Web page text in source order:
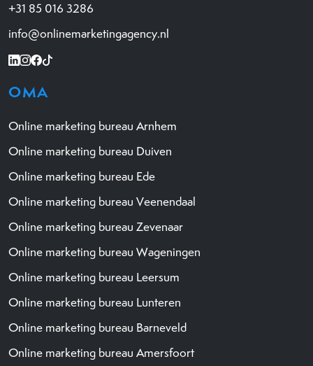
+31 85 016 3286
info@onlinemarketingagency.nl
OMA
Online marketing bureau Arnhem
Online marketing bureau Duiven
Online marketing bureau Ede
Online marketing bureau Veenendaal
Online marketing bureau Zevenaar
Online marketing bureau Wageningen
Online marketing bureau Leersum
Online marketing bureau Lunteren
Online marketing bureau Barneveld
Online marketing bureau Amersfoort